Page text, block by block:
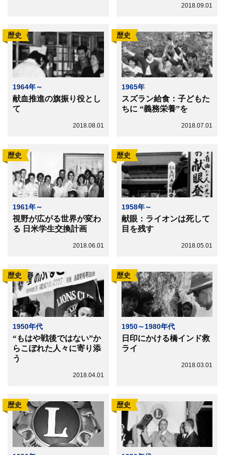
2018.09.01
歴史
1964年～
献血推進の旗振り役とし
て
2018.08.01
歴史
1965年
スズラン給食：子どもた
ちに “義務栄養”を
2018.07.01
歴史
1961年～
視野が広がる世界が変わ
る 日米学生交換計画
2018.06.01
歴史
1958年～
献眼：ライオンは死して
目を残す
2018.05.01
歴史
1950年代
“もはや戦後ではない”か
らこぼれた人々に寄り添
う
2018.04.01
歴史
1950～1980年代
日印にかける橋インド救
ライ
2018.03.01
歴史 歴史